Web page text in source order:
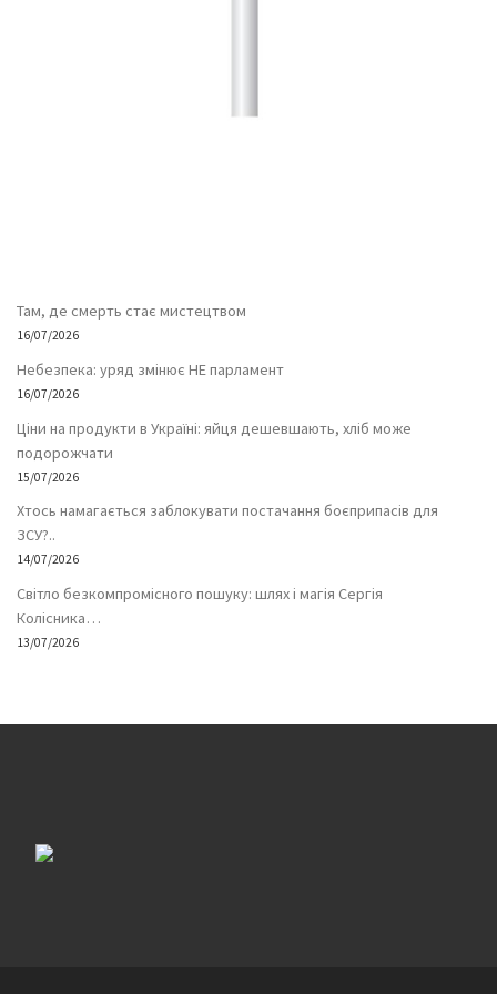
Там, де смерть стає мистецтвом
16/07/2026
Небезпека: уряд змінює НЕ парламент
16/07/2026
Ціни на продукти в Україні: яйця дешевшають, хліб може
подорожчати
15/07/2026
Хтось намагається заблокувати постачання боєприпасів для
ЗСУ?..
14/07/2026
Світло безкомпромісного пошуку: шлях і магія Сергія
Колісника…
13/07/2026